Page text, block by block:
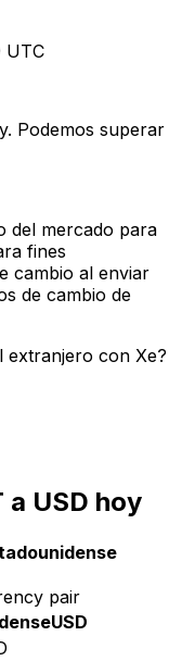
UTC
Podemos superar
del mercado para
fines
cambio al enviar
de cambio de
extranjero con Xe?
USD hoy
pair
USD